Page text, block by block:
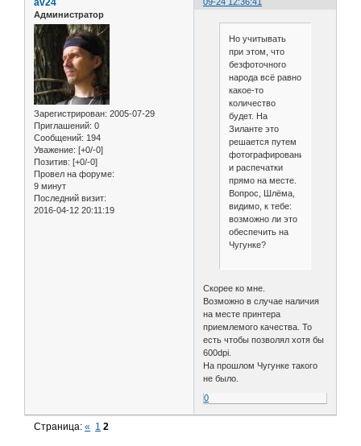
av24
Администратор
Зарегистрирован: 2005-07-29
Приглашений: 0
Сообщений: 194
Уважение: [+0/-0]
Позитив: [+0/-0]
Провел на форуме:
9 минут
Последний визит:
2016-04-12 20:11:19
Но учитывать
при этом, что
безфоточного
народа всё равно
какое-то
количество
будет. На
Зиланте это
решается путем
фотографирования
и распечатки
прямо на месте.
Вопрос, Шлёма,
видимо, к тебе:
возможно ли это
обеспечить на
Чугунке?
Скорее ко мне.
Возможно в случае наличия
на месте принтера
приемлемого качества. То
есть чтобы позволял хотя бы
600dpi.
На прошлом Чугунке такого
не было.
0
Страница:« 1 2